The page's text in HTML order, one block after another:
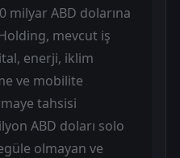
milyar ABD dolarına
mevcut iş
enerji, iklim
ve mobilite
tahsisi
ABD doları solo
olmayan ve